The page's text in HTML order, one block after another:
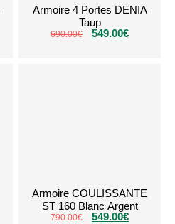
Armoire 4 Portes DENIA
Taup
690.00€ 549.00€
Armoire COULISSANTE
ST 160 Blanc Argent
790.00€ 549.00€